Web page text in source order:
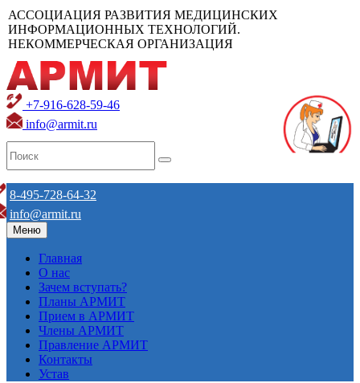
АССОЦИАЦИЯ РАЗВИТИЯ МЕДИЦИНСКИХ
ИНФОРМАЦИОННЫХ ТЕХНОЛОГИЙ.
НЕКОММЕРЧЕСКАЯ ОРГАНИЗАЦИЯ
+7-916-628-59-46
info@armit.ru
8-495-728-64-32
info@armit.ru
Меню
Главная
О нас
Зачем вступать?
Планы АРМИТ
Прием в АРМИТ
Члены АРМИТ
Правление АРМИТ
Контакты
Устав